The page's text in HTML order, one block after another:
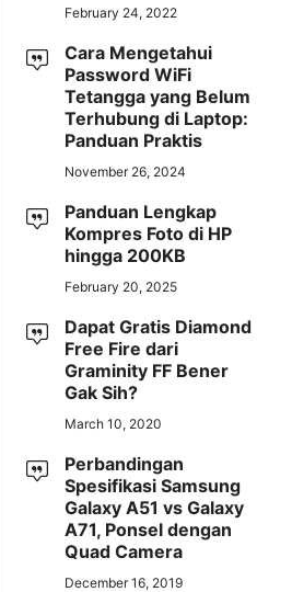
February 24, 2022
Cara Mengetahui
Password WiFi
Tetangga yang Belum
Terhubung di Laptop:
Panduan Praktis
November 26, 2024
Panduan Lengkap
Kompres Foto di HP
hingga 200KB
February 20, 2025
Dapat Gratis Diamond
Free Fire dari
Graminity FF Bener
Gak Sih?
March 10, 2020
Perbandingan
Spesifikasi Samsung
Galaxy A51 vs Galaxy
A71, Ponsel dengan
Quad Camera
December 16, 2019